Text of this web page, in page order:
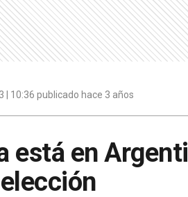
| 10:36 publicado hace 3 años
está en